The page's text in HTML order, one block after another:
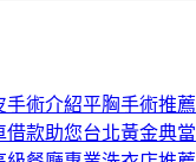
術介紹平胸手術推薦
款助您台北黃金典當